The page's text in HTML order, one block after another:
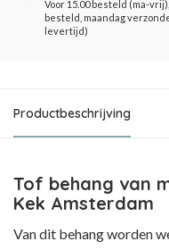
Voor 15.00 besteld (ma-
besteld, maandag
levertijd)
Productbeschrijving
Tof behang van
Kek Amsterdam
Van dit behang worden